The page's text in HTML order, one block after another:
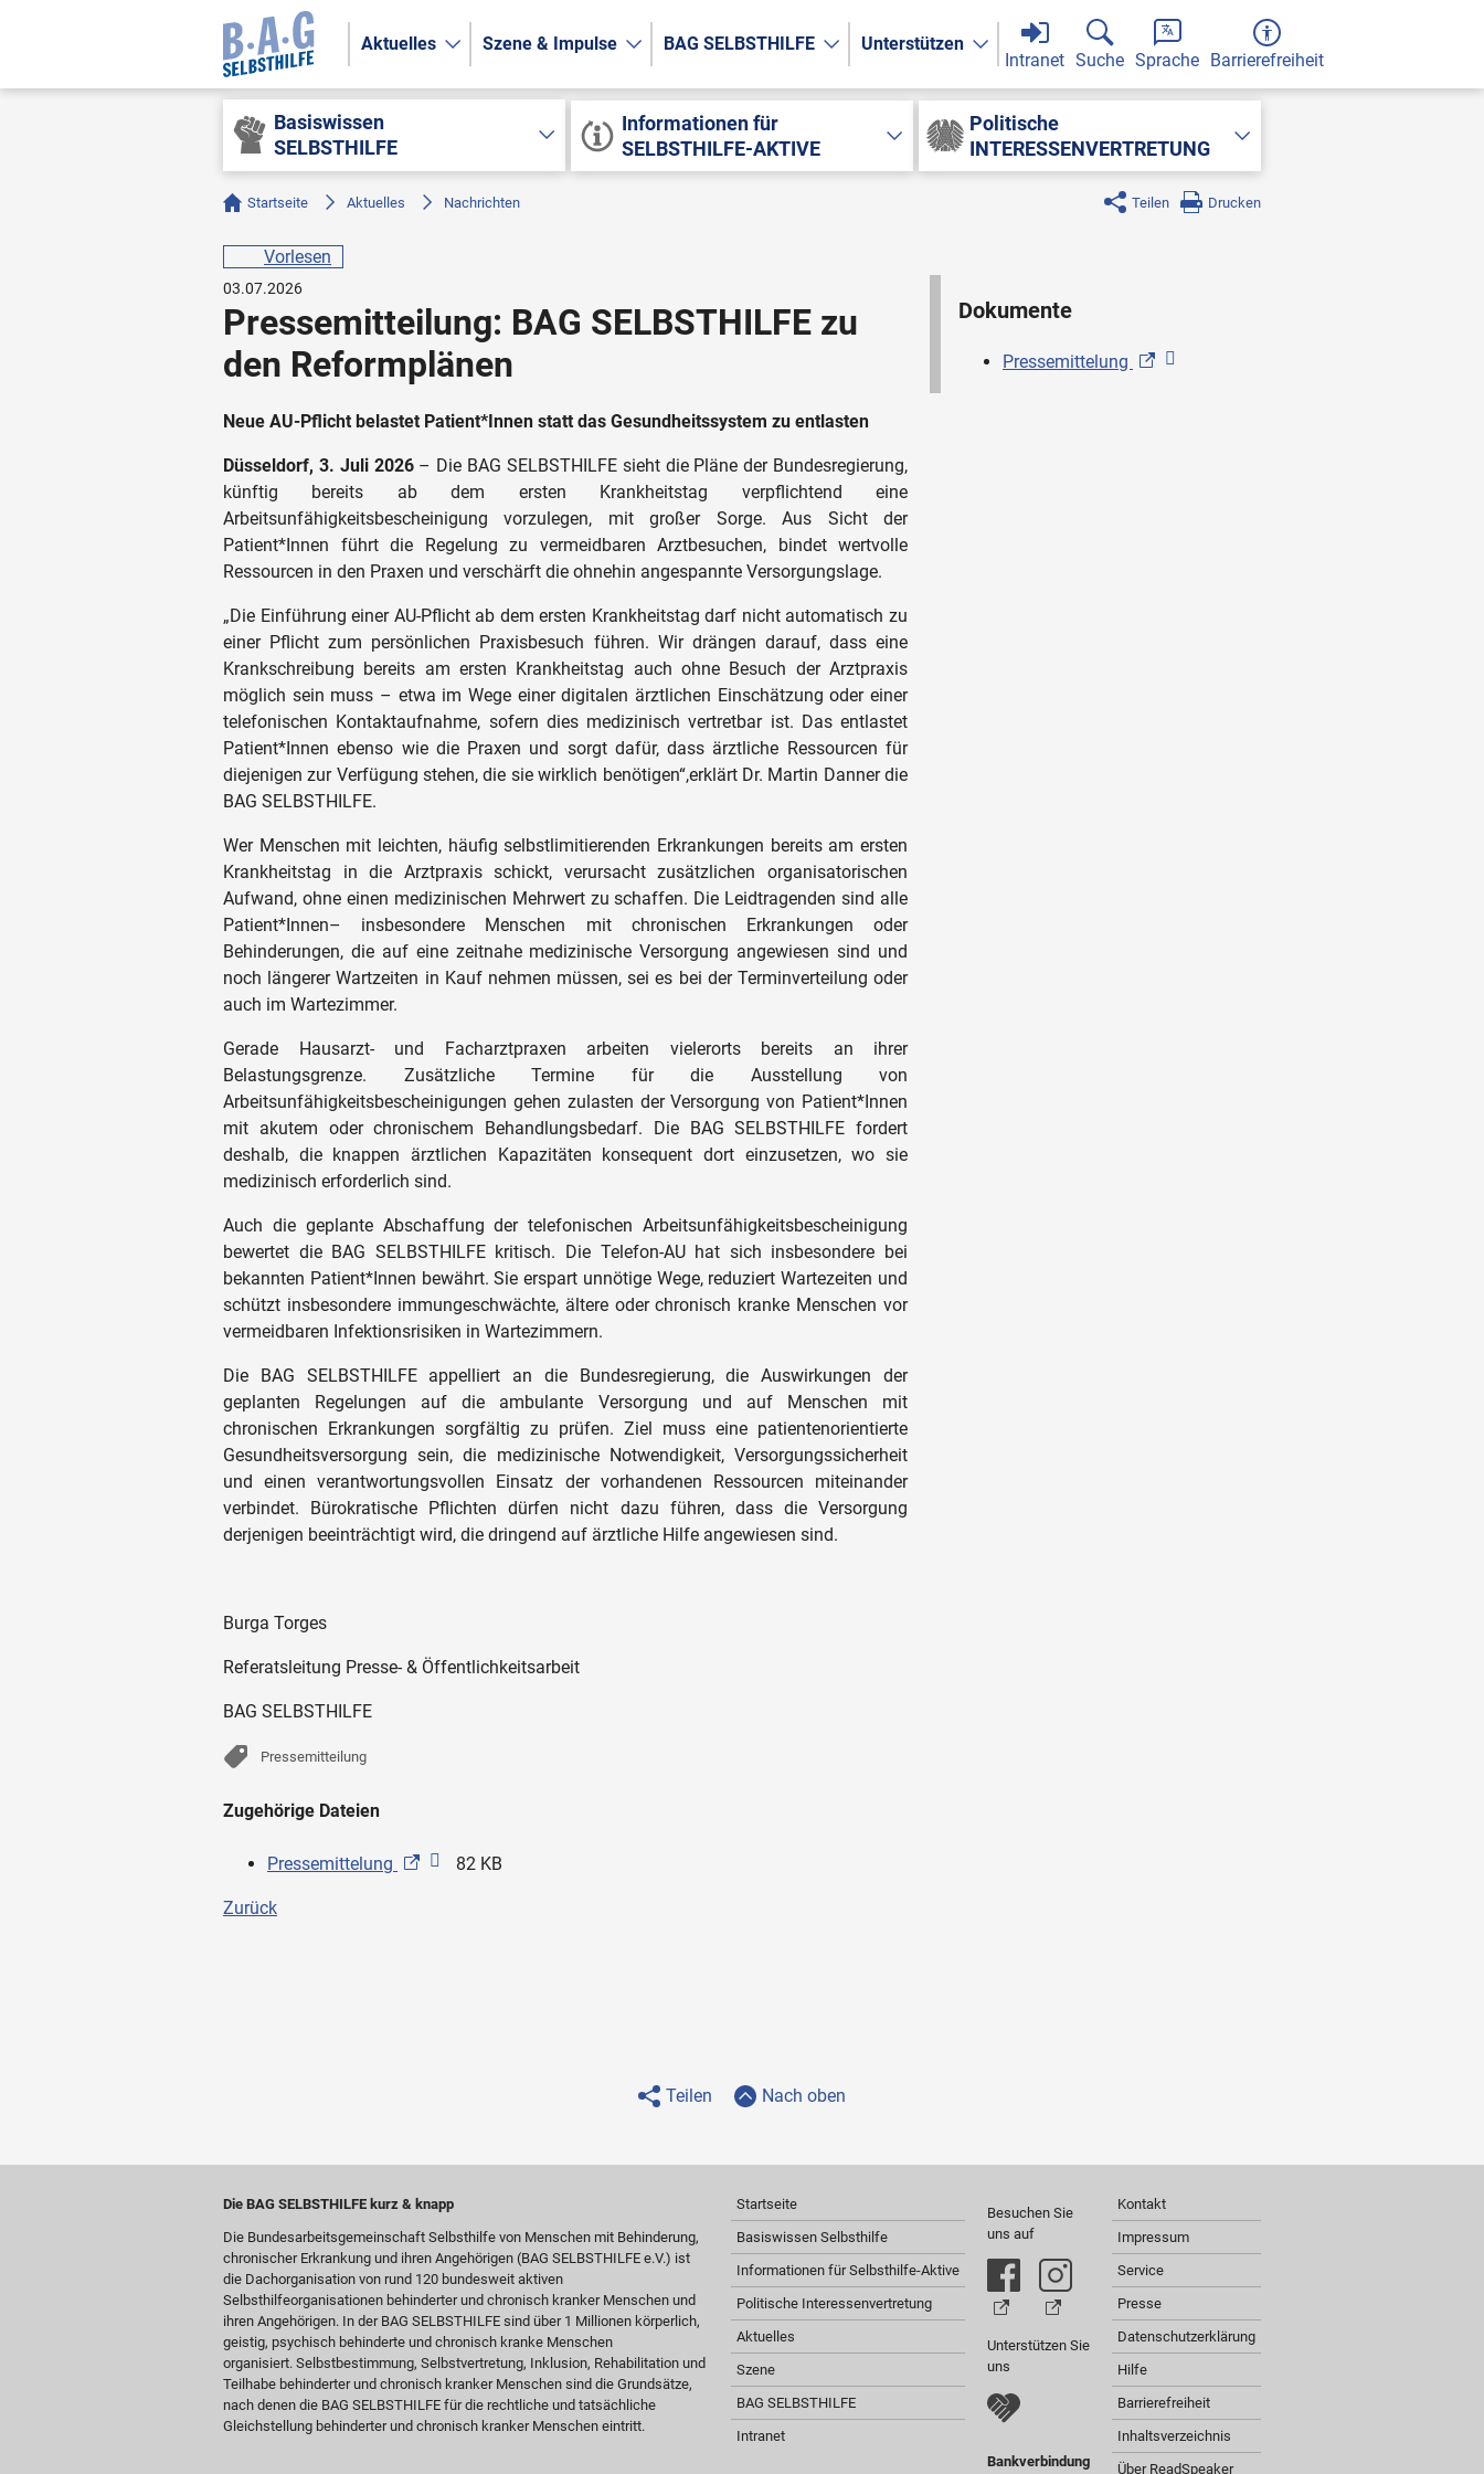
Aktuelles Szene & Impulse BAG SELBSTHILFE Unterstützen
Intranet Suche Sprache Barrierefreiheit
Basiswissen
SELBSTHILFE
Informationen für
SELBSTHILFE-AKTIVE
Politische
INTERESSENVERTRETUNG
Startseite Aktuelles Nachrichten Teilen Drucken
Vorlesen
03.07.2026
Pressemitteilung: BAG SELBSTHILFE zu
den Reformplänen
Neue AU-Pflicht belastet Patient*Innen statt das Gesundheitssystem zu entlasten
Düsseldorf, 3. Juli 2026 – Die BAG SELBSTHILFE sieht die Pläne der Bundesregierung,
künftig bereits ab dem ersten Krankheitstag verpflichtend eine
Arbeitsunfähigkeitsbescheinigung vorzulegen, mit großer Sorge. Aus Sicht der
Patient*Innen führt die Regelung zu vermeidbaren Arztbesuchen, bindet wertvolle
Ressourcen in den Praxen und verschärft die ohnehin angespannte Versorgungslage.
„Die Einführung einer AU-Pflicht ab dem ersten Krankheitstag darf nicht automatisch zu
einer Pflicht zum persönlichen Praxisbesuch führen. Wir drängen darauf, dass eine
Krankschreibung bereits am ersten Krankheitstag auch ohne Besuch der Arztpraxis
möglich sein muss – etwa im Wege einer digitalen ärztlichen Einschätzung oder einer
telefonischen Kontaktaufnahme, sofern dies medizinisch vertretbar ist. Das entlastet
Patient*Innen ebenso wie die Praxen und sorgt dafür, dass ärztliche Ressourcen für
diejenigen zur Verfügung stehen, die sie wirklich benötigen“,erklärt Dr. Martin Danner die
BAG SELBSTHILFE.
Wer Menschen mit leichten, häufig selbstlimitierenden Erkrankungen bereits am ersten
Krankheitstag in die Arztpraxis schickt, verursacht zusätzlichen organisatorischen
Aufwand, ohne einen medizinischen Mehrwert zu schaffen. Die Leidtragenden sind alle
Patient*Innen– insbesondere Menschen mit chronischen Erkrankungen oder
Behinderungen, die auf eine zeitnahe medizinische Versorgung angewiesen sind und
noch längerer Wartzeiten in Kauf nehmen müssen, sei es bei der Terminverteilung oder
auch im Wartezimmer.
Gerade Hausarzt- und Facharztpraxen arbeiten vielerorts bereits an ihrer
Belastungsgrenze. Zusätzliche Termine für die Ausstellung von
Arbeitsunfähigkeitsbescheinigungen gehen zulasten der Versorgung von Patient*Innen
mit akutem oder chronischem Behandlungsbedarf. Die BAG SELBSTHILFE fordert
deshalb, die knappen ärztlichen Kapazitäten konsequent dort einzusetzen, wo sie
medizinisch erforderlich sind.
Auch die geplante Abschaffung der telefonischen Arbeitsunfähigkeitsbescheinigung
bewertet die BAG SELBSTHILFE kritisch. Die Telefon-AU hat sich insbesondere bei
bekannten Patient*Innen bewährt. Sie erspart unnötige Wege, reduziert Wartezeiten und
schützt insbesondere immungeschwächte, ältere oder chronisch kranke Menschen vor
vermeidbaren Infektionsrisiken in Wartezimmern.
Die BAG SELBSTHILFE appelliert an die Bundesregierung, die Auswirkungen der
geplanten Regelungen auf die ambulante Versorgung und auf Menschen mit
chronischen Erkrankungen sorgfältig zu prüfen. Ziel muss eine patientenorientierte
Gesundheitsversorgung sein, die medizinische Notwendigkeit, Versorgungssicherheit
und einen verantwortungsvollen Einsatz der vorhandenen Ressourcen miteinander
verbindet. Bürokratische Pflichten dürfen nicht dazu führen, dass die Versorgung
derjenigen beeinträchtigt wird, die dringend auf ärztliche Hilfe angewiesen sind.
Burga Torges
Referatsleitung Presse- & Öffentlichkeitsarbeit
BAG SELBSTHILFE
Pressemitteilung
Zugehörige Dateien
Pressemittelung 82 KB
Zurück
Dokumente
Pressemittelung
Teilen Nach oben
Die BAG SELBSTHILFE kurz & knapp
Die Bundesarbeitsgemeinschaft Selbsthilfe von Menschen mit Behinderung,
chronischer Erkrankung und ihren Angehörigen (BAG SELBSTHILFE e.V.) ist
die Dachorganisation von rund 120 bundesweit aktiven
Selbsthilfeorganisationen behinderter und chronisch kranker Menschen und
ihren Angehörigen. In der BAG SELBSTHILFE sind über 1 Millionen körperlich,
geistig, psychisch behinderte und chronisch kranke Menschen
organisiert. Selbstbestimmung, Selbstvertretung, Inklusion, Rehabilitation und
Teilhabe behinderter und chronisch kranker Menschen sind die Grundsätze,
nach denen die BAG SELBSTHILFE für die rechtliche und tatsächliche
Gleichstellung behinderter und chronisch kranker Menschen eintritt.
Startseite
Basiswissen Selbsthilfe
Informationen für Selbsthilfe-Aktive
Politische Interessenvertretung
Aktuelles
Szene
BAG SELBSTHILFE
Intranet
Besuchen Sie
uns auf
Unterstützen Sie
uns
Bankverbindung
Kontakt
Impressum
Service
Presse
Datenschutzerklärung
Hilfe
Barrierefreiheit
Inhaltsverzeichnis
Über ReadSpeaker